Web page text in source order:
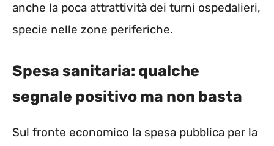
anche la poca attrattività dei turni ospedalieri,
specie nelle zone periferiche.
Spesa sanitaria: qualche
segnale positivo ma non basta
Sul fronte economico la spesa pubblica per la